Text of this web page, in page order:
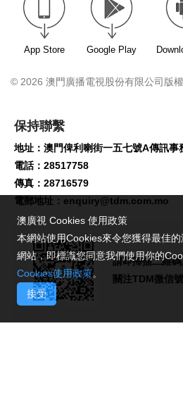
App Store Google Play
© 2026 澳門廣播電視股份有限公司版
保持聯繫
地址：澳門俾利喇街一五七號A傳訊事
電話：28517758
傳真：28716579
電郵地址： enquiry@tdm.com.mo
請即掃描二維
關注TDM微信
澳廣視 Cookies 使用政策
本網站使用Cookies來令您獲得最佳
網站，即標識您同意我們使用你的
Cookies使用政策。
接受